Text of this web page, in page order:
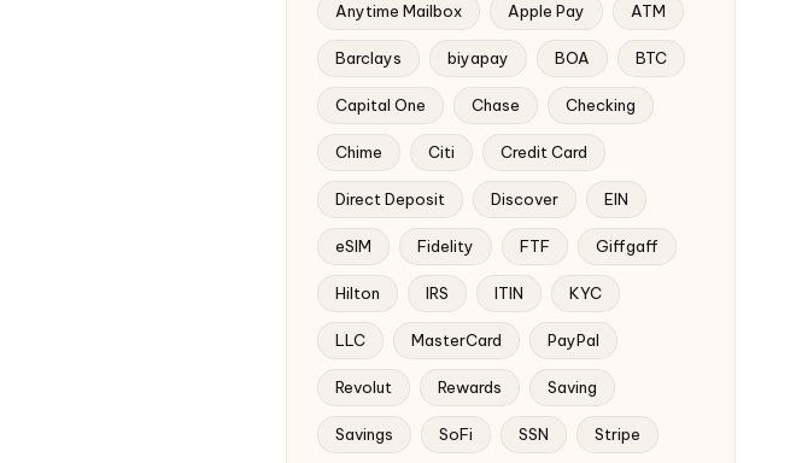
Anytime Mailbox Apple Pay ATM
Barclays biyapay BOA BTC
Capital One Chase Checking
Chime Citi Credit Card
Direct Deposit Discover EIN
eSIM Fidelity FTF Giffgaff
Hilton IRS ITIN KYC
LLC MasterCard PayPal
Revolut Rewards Saving
Savings SoFi SSN Stripe